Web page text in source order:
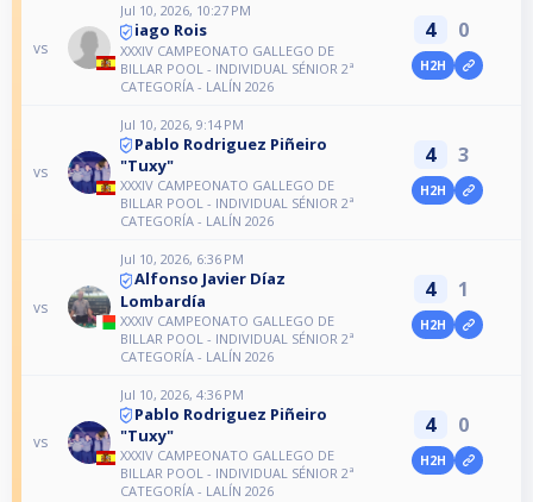
vs
Jul 10, 2026, 10:27 PM
iago Rois
XXXIV CAMPEONATO GALLEGO DE
BILLAR POOL - INDIVIDUAL SÉNIOR 2ª
CATEGORÍA - LALÍN 2026
4 0
H2H
vs
Jul 10, 2026, 9:14 PM
Pablo Rodriguez Piñeiro
"Tuxy"
XXXIV CAMPEONATO GALLEGO DE
BILLAR POOL - INDIVIDUAL SÉNIOR 2ª
CATEGORÍA - LALÍN 2026
4 3
H2H
vs
Jul 10, 2026, 6:36 PM
Alfonso Javier Díaz
Lombardía
XXXIV CAMPEONATO GALLEGO DE
BILLAR POOL - INDIVIDUAL SÉNIOR 2ª
CATEGORÍA - LALÍN 2026
4 1
H2H
vs
Jul 10, 2026, 4:36 PM
Pablo Rodriguez Piñeiro
"Tuxy"
XXXIV CAMPEONATO GALLEGO DE
BILLAR POOL - INDIVIDUAL SÉNIOR 2ª
CATEGORÍA - LALÍN 2026
4 0
H2H